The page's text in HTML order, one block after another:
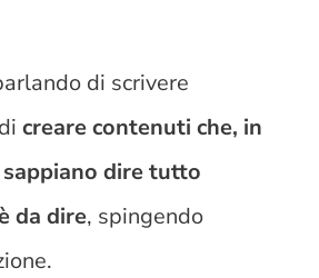
di scrivere
creare contenuti che, in
dire tutto
da dire, spingendo